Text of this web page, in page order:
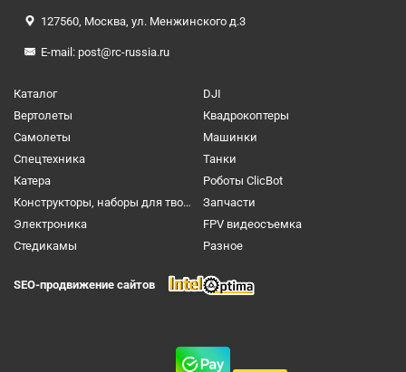
127560, Москва, ул. Менжинского д.3
E-mail: post@rc-russia.ru
Каталог
DJI
Вертолеты
Квадрокоптеры
Самолеты
Машинки
Спецтехника
Танки
Катера
Роботы ClicBot
Конструкторы, наборы для творчества и настольные игры
Запчасти
Электроника
FPV видеосъемка
Cтедикамы
Разное
SEO-продвижение сайтов